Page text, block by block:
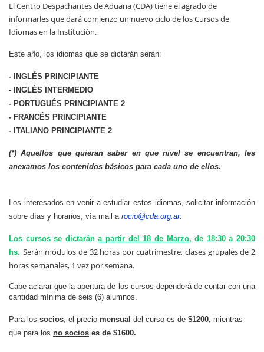
El Centro Despachantes de Aduana (CDA) tiene el agrado de
informarles que dará comienzo un nuevo ciclo de los Cursos de
Idiomas en la Institución.
Este año, los idiomas que se dictarán serán:
- INGLÉS PRINCIPIANTE
- INGLÉS INTERMEDIO
- PORTUGUÉS PRINCIPIANTE 2
- FRANCÉS PRINCIPIANTE
- ITALIANO PRINCIPIANTE 2
(*) Aquellos que quieran saber en que nivel se encuentran, les
anexamos los contenidos básicos para cada uno de ellos.
Los interesados en venir a estudiar estos idiomas, solicitar información
sobre días y horarios, vía mail a rocio@cda.org.ar.
Los cursos se dictarána partir del 18 de Marzo, de 18:30 a 20:30
hs. Serán módulos de 32 horas por cuatrimestre, clases grupales de 2
horas semanales, 1 vez por semana.
Cabe aclarar que la apertura de los cursos dependerá de contar con una
cantidad mínima de seis (6) alumnos.
Para los socios, el precio mensual del curso es de $1200, mientras
que para los no socios es de $1600.